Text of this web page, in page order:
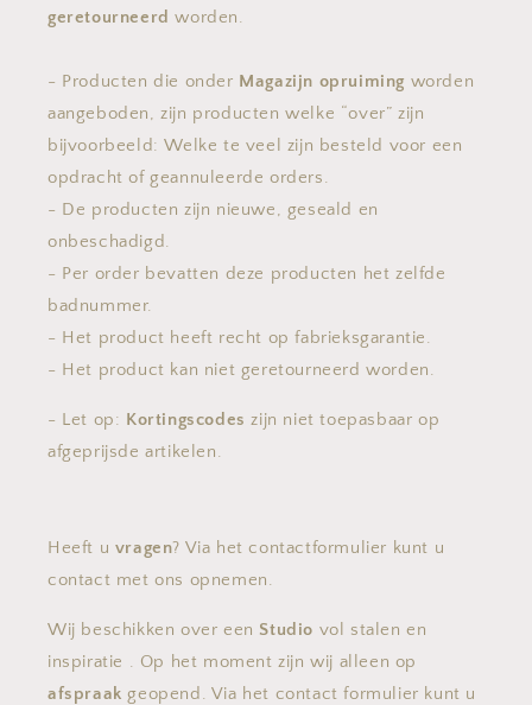
geretourneerd worden.
- Producten die onder Magazijn opruiming worden
aangeboden, zijn producten welke “over” zijn
bijvoorbeeld: Welke te veel zijn besteld voor een
opdracht of geannuleerde orders.
- De producten zijn nieuwe, geseald en
onbeschadigd.
- Per order bevatten deze producten het zelfde
badnummer.
- Het product heeft recht op fabrieksgarantie.
- Het product kan niet geretourneerd worden.
- Let op: Kortingscodes zijn niet toepasbaar op
afgeprijsde artikelen.
Heeft u vragen? Via het contactformulier kunt u
contact met ons opnemen.
Wij beschikken over een Studio vol stalen en
inspiratie . Op het moment zijn wij alleen op
afspraak geopend. Via het contact formulier kunt u